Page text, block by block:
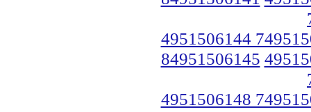
4951506144
84951506145
4951506148